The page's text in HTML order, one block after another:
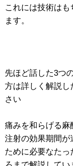
これには技術は
ます。
先ほど話した3つ
方は詳しく解説
さい
痛みを和らげる麻
注射の効果期間が
ために必要なたっ